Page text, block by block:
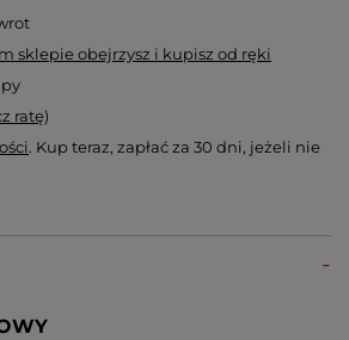
sklepie obejrzysz i kupisz od ręki
ratę)
. Kup teraz, zapłać za 30 dni, jeżeli nie